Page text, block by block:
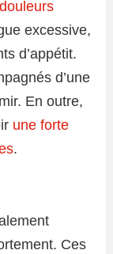
excessive,
d’appétit.
d’une
En outre,
une forte
.
Ces